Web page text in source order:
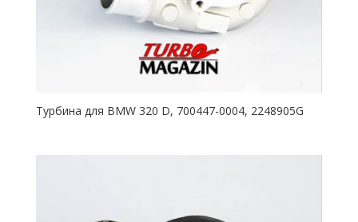
Турбина для BMW 320 D, 700447-0004, 2248905G